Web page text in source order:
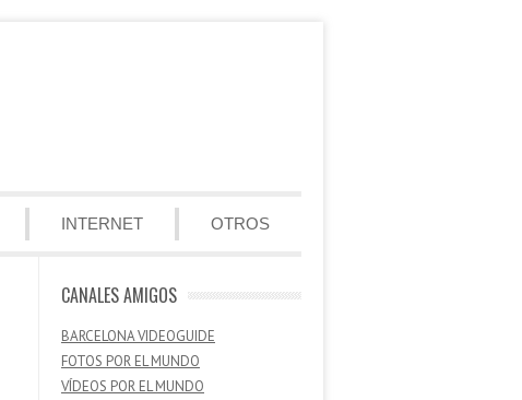
INTERNET OTROS
CANALES AMIGOS
BARCELONA VIDEOGUIDE
FOTOS POR EL MUNDO
VÍDEOS POR EL MUNDO